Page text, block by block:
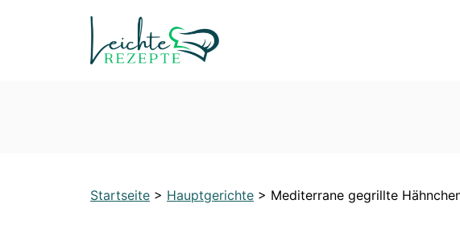
Startseite > Hauptgerichte > Mediterrane gegrillte